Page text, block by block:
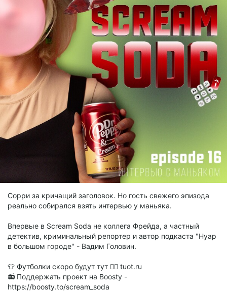
Сорри за кричащий заголовок. Но гость свежего эпизода
реально собирался взять интервью у маньяка.
Впервые в Scream Soda не коллега Фрейда, а частный
детектив, криминальный репортер и автор подкаста "Нуар
в большом городе" - Вадим Головин.
👕 Футболки скоро будут тут 👉🏻 tuot.ru
📻 Поддержать проект на Boosty -
https://boosty.to/scream_soda